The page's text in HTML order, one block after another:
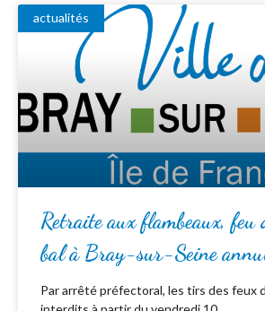
actualités
Retraite aux flambeaux, feu
bal à Bray-sur-Seine
Par arrêté préfectoral, les tirs des feux